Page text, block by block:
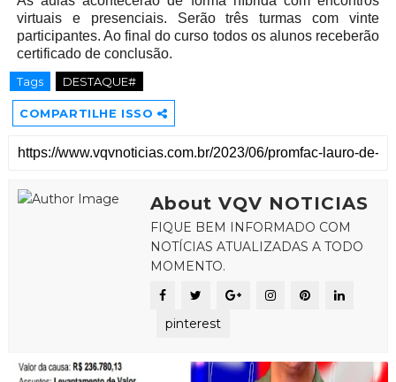
virtuais e presenciais. Serão três turmas com vinte
participantes. Ao final do curso todos os alunos receberão
certificado de conclusão.
Tags DESTAQUE#
COMPARTILHE ISSO
About VQV NOTICIAS
FIQUE BEM INFORMADO COM
NOTÍCIAS ATUALIZADAS A TODO
MOMENTO.
pinterest